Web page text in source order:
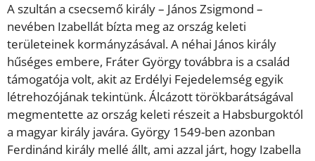
A szultán a csecsemő király – János Zsigmond –
nevében Izabellát bízta meg az ország keleti
területeinek kormányzásával. A néhai János király
hűséges embere, Fráter György továbbra is a család
támogatója volt, akit az Erdélyi Fejedelemség egyik
létrehozójának tekintünk. Álcázott törökbarátságával
megmentette az ország keleti részeit a Habsburgoktól
a magyar király javára. György 1549-ben azonban
Ferdinánd király mellé állt, ami azzal járt, hogy Izabella